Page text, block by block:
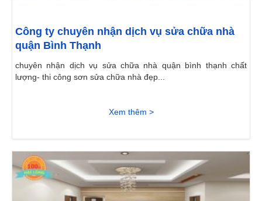
Công ty chuyên nhận dịch vụ sửa chữa nhà
quận Bình Thạnh
chuyên nhận dịch vụ sửa chữa nhà quận bình thạnh chất
lượng- thi công sơn sửa chữa nhà đẹp...
Xem thêm >